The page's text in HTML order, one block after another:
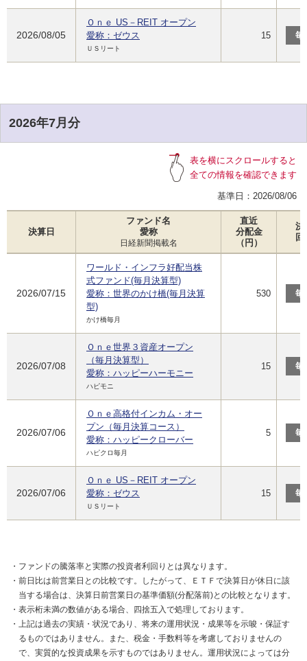
2026/08/05
Ｏｎｅ US－REIT オープン
愛称：ゼウス
ＵＳリート
15 毎
2026年7月分
表を横にスクロールすると
全ての情報を確認できます
基準日： 2026/08/06
決算日
ファンド名
愛称
日経新聞掲載名
直近
分配金
（円）
決
回
2026/07/15
ワールド・インフラ好配当株
式ファンド(毎月決算型)
愛称：世界のかけ橋(毎月決算
型)
かけ橋毎月
530 毎
2026/07/08
Ｏｎｅ世界３資産オープン
（毎月決算型）
愛称：ハッピーハーモニー
ハピモニ
15 毎
2026/07/06
Ｏｎｅ高格付インカム・オー
プン（毎月決算コース）
愛称：ハッピークローバー
ハピクロ毎月
5 毎
2026/07/06
Ｏｎｅ US－REIT オープン
愛称：ゼウス
ＵＳリート
15 毎
・ファンドの騰落率と実際の投資者利回りとは異なります。
・前日比は前営業日との比較です。したがって、ＥＴＦで決算日が休日に該
当する場合は、決算日前営業日の基準価額(分配落前)との比較となります。
・表示桁未満の数値がある場合、四捨五入で処理しております。
・上記は過去の実績・状況であり、将来の運用状況・成果等を示唆・保証す
るものではありません。また、税金・手数料等を考慮しておりませんの
で、実質的な投資成果を示すものではありません。運用状況によっては分